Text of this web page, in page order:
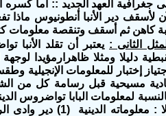
جغرافية العهد الجديد :: أما كسره
لأسقف دير الأنبا أنطونيوس
كاهن ثم أسقف وتنقصة معلومات
الثانى : يعتبر أن تقلد الأنبا
دليلا ومثلا ظاهرارمؤيدا
إختبار للمعلومات الإنجيلية
مسيحية قبل رسامة كل من
لمعلومات البابا تواضروس